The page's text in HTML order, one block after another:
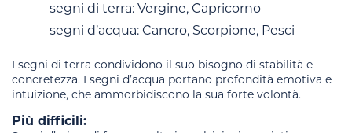
segni di terra: Vergine, Capricorno
segni d’acqua: Cancro, Scorpione, Pesci
I segni di terra condividono il suo bisogno di stabilità e
concretezza. I segni d’acqua portano profondità emotiva e
intuizione, che ammorbidiscono la sua forte volontà.
Più difficili: